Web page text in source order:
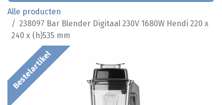
Alle producten
238097 Bar Blender Digitaal 230V 1680W Hendi 220 x
240 x (h)535 mm
Bestelartikel